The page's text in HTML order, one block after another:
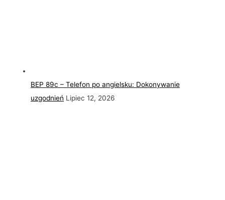
BEP 89c – Telefon po angielsku: Dokonywanie
uzgodnień Lipiec 12, 2026